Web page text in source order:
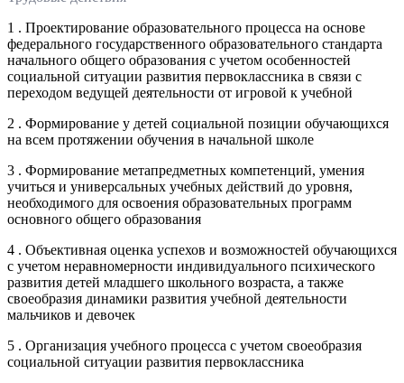
1 . Проектирование образовательного процесса на основе
федерального государственного образовательного стандарта
начального общего образования с учетом особенностей
социальной ситуации развития первоклассника в связи с
переходом ведущей деятельности от игровой к учебной
2 . Формирование у детей социальной позиции обучающихся
на всем протяжении обучения в начальной школе
3 . Формирование метапредметных компетенций, умения
учиться и универсальных учебных действий до уровня,
необходимого для освоения образовательных программ
основного общего образования
4 . Объективная оценка успехов и возможностей обучающихся
с учетом неравномерности индивидуального психического
развития детей младшего школьного возраста, а также
своеобразия динамики развития учебной деятельности
мальчиков и девочек
5 . Организация учебного процесса с учетом своеобразия
социальной ситуации развития первоклассника